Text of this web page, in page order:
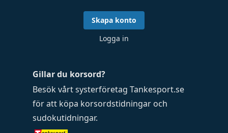
Gillar du korsord?
Besök vårt systerföretag Tankesport.se
för att köpa korsordstidningar och
sudokutidningar.
Skapa konto
Logga in